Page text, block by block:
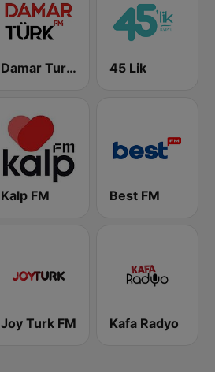
Damar Turk FM 45 Lik
Kalp FM Best FM
Joy Turk FM Kafa Radyo